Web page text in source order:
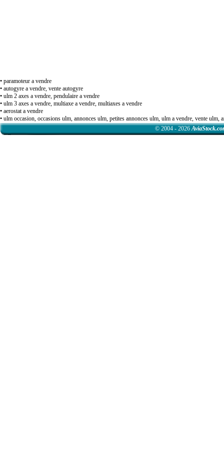
• paramoteur a vendre
• autogyre a vendre, vente autogyre
• ulm 2 axes a vendre, pendulaire a vendre
• ulm 3 axes a vendre, multiaxe a vendre, multiaxes a vendre
• aerostat a vendre
• ulm occasion, occasions ulm, annonces ulm, petites annonces ulm, ulm a vendre, vente ulm,
© 2004 - 2026